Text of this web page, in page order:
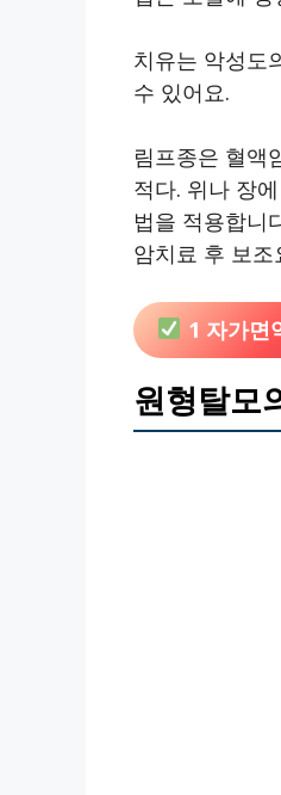
치유는 악성도
수 있어요.
림프종은 혈액
적다. 위나 장
법을 적용합니
암치료 후 보
1 자가면
원형탈모